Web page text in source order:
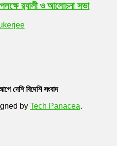
র‌্যালী ও আলোচনা সভা
দেশি বিদেশি সংবাদ
by Tech Panacea.